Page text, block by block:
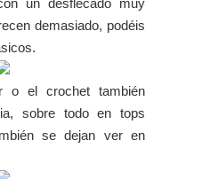
demasiado, podéis
o el crochet también
sobre todo en tops
se dejan ver en